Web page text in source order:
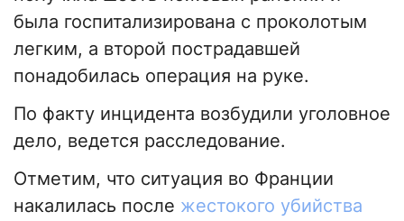
была госпитализирована с проколотым
легким, а второй пострадавшей
понадобилась операция на руке.
По факту инцидента возбудили уголовное
дело, ведется расследование.
Отметим, что ситуация во Франции
накалилась после жестокого убийства